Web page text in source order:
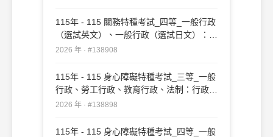
115年 - 115 關務特種考試_四等_一般行政
（選試英文）、一般行政（選試日文）：行
政法概要#138908
2026 年 · #138908
115年 - 115 身心障礙特種考試_三等_一般
行政、勞工行政、教育行政、法制：行政法
#138898
2026 年 · #138898
115年 - 115 身心障礙特種考試_四等_一般